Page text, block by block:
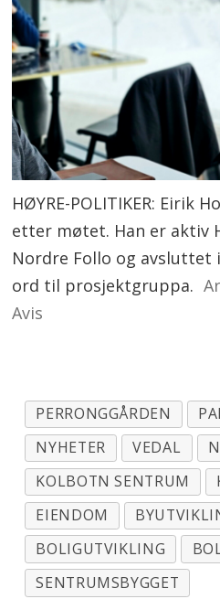
HØYRE-POLITIKER: Eirik
etter møtet. Han er aktiv
Nordre Follo og avsluttet
ord til prosjektgruppa.
Avis
PERRONGGÅRDEN
NYHETER
VEDAL
KOLBOTN SENTRUM
EIENDOM
BOLIGUTVIKLING
SENTRUMSBYGGET